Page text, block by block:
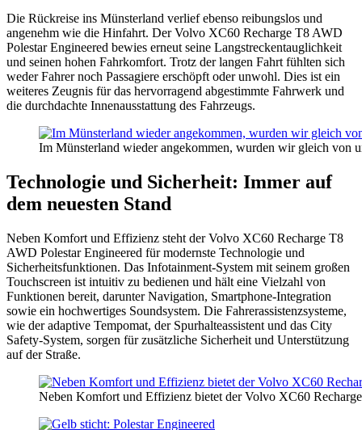
Die Rückreise ins Münsterland verlief ebenso reibungslos und
angenehm wie die Hinfahrt. Der Volvo XC60 Recharge T8 AWD
Polestar Engineered bewies erneut seine Langstreckentauglichkeit
und seinen hohen Fahrkomfort. Trotz der langen Fahrt fühlten sich
weder Fahrer noch Passagiere erschöpft oder unwohl. Dies ist ein
weiteres Zeugnis für das hervorragend abgestimmte Fahrwerk und
die durchdachte Innenausstattung des Fahrzeugs.
Im Münsterland wieder angekommen, wurden wir gleich von
Technologie und Sicherheit: Immer auf
dem neuesten Stand
Neben Komfort und Effizienz steht der Volvo XC60 Recharge T8
AWD Polestar Engineered für modernste Technologie und
Sicherheitsfunktionen. Das Infotainment-System mit seinem großen
Touchscreen ist intuitiv zu bedienen und hält eine Vielzahl von
Funktionen bereit, darunter Navigation, Smartphone-Integration
sowie ein hochwertiges Soundsystem. Die Fahrerassistenzsysteme,
wie der adaptive Tempomat, der Spurhalteassistent und das City
Safety-System, sorgen für zusätzliche Sicherheit und Unterstützung
auf der Straße.
Neben Komfort und Effizienz bietet der Volvo XC60